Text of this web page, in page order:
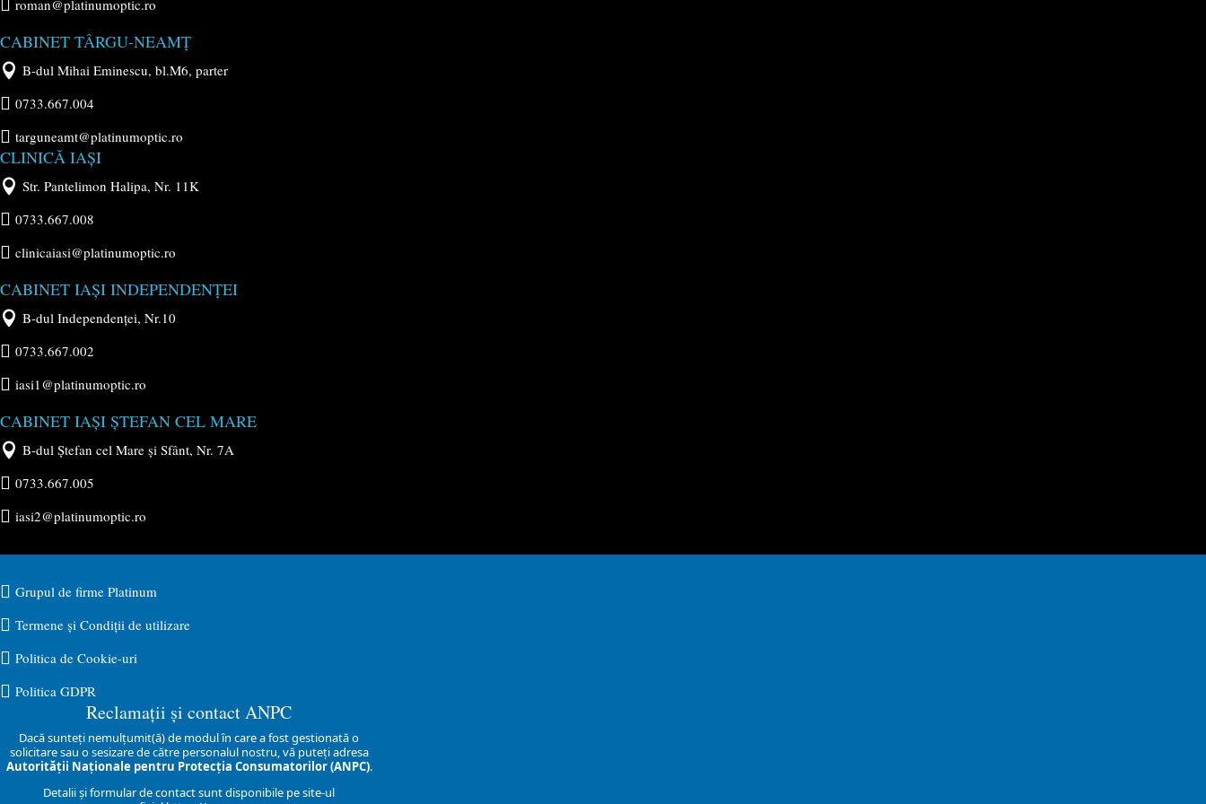
roman@platinumoptic.ro
CABINET TÂRGU-NEAMȚ
 B-dul Mihai Eminescu, bl.M6, parter
 0733.667.004
 targuneamt@platinumoptic.ro
CLINICĂ IAȘI
 Str. Pantelimon Halipa, Nr. 11K
 0733.667.008
 clinicaiasi@platinumoptic.ro
CABINET IAȘI INDEPENDENȚEI
 B-dul Independenței, Nr.10
 0733.667.002
 iasi1@platinumoptic.ro
CABINET IAȘI ȘTEFAN CEL MARE
 B-dul Ștefan cel Mare și Sfânt, Nr. 7A
 0733.667.005
 iasi2@platinumoptic.ro
 Grupul de firme Platinum
 Termene și Condiții de utilizare
 Politica de Cookie-uri
 Politica GDPR
Reclamații și contact ANPC
Dacă sunteți nemulțumit(ă) de modul în care a fost gestionată o
solicitare sau o sesizare de către personalul nostru, vă puteți adresa
Autorității Naționale pentru Protecția Consumatorilor (ANPC).
Detalii și formular de contact sunt disponibile pe site-ul